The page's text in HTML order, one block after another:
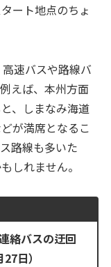
ート地点のちょ
速バスや路線バ
えば、本州方面
、しまなみ海道
が満席となるこ
路線も多いた
しれません。
絡バスの迂回
日）